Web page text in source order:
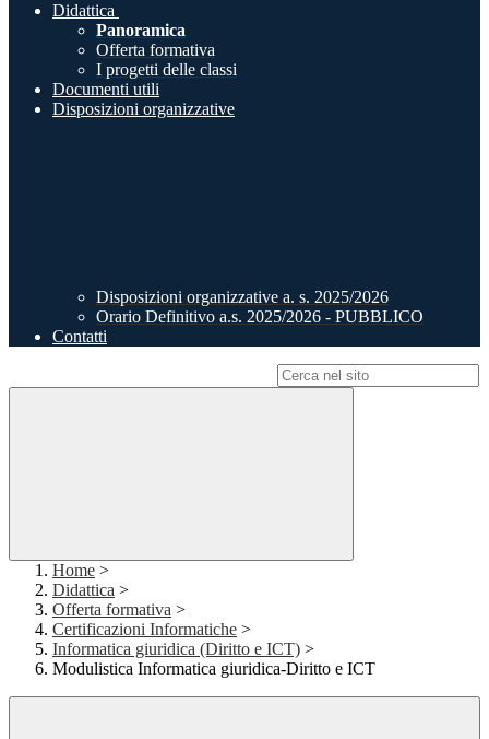
Didattica
Panoramica
Offerta formativa
I progetti delle classi
Documenti utili
Disposizioni organizzative
Disposizioni organizzative a. s. 2025/2026
Orario Definitivo a.s. 2025/2026 - PUBBLICO
Contatti
Home >
Didattica >
Offerta formativa >
Certificazioni Informatiche >
Informatica giuridica (Diritto e ICT) >
Modulistica Informatica giuridica-Diritto e ICT